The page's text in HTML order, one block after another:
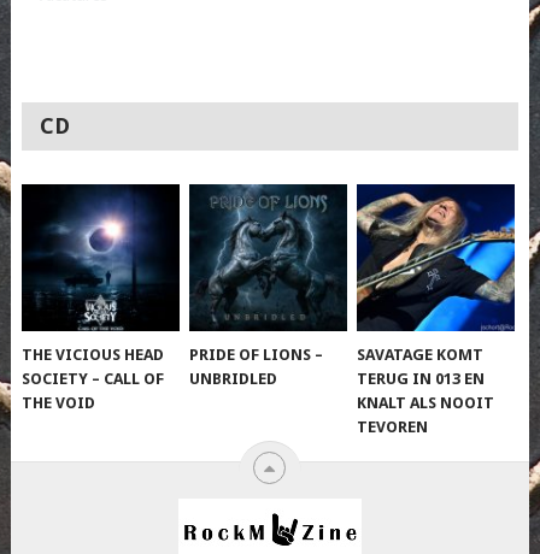
CD
THE VICIOUS HEAD
SOCIETY – CALL OF
THE VOID
PRIDE OF LIONS –
UNBRIDLED
SAVATAGE KOMT
TERUG IN 013 EN
KNALT ALS NOOIT
TEVOREN